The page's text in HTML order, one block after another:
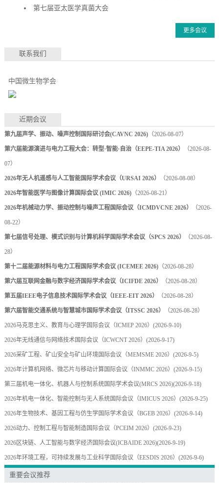
第七届亚太医学真菌大会
更多会议
联系我们
中国微生物学会
近期会议
第九届声学、振动、噪声控制国际研讨会(CAVNC 2026)（2026-08-07）
第六届能源演进与电力工程大会：转型·智能·自治（EEPE-TIA 2026） （2026-08-
07）
2026年无人机遥感与人工智能国际学术会议（URSAI 2026） （2026-08-08）
2026年智能医学与图像计算国际会议 (IMIC 2026)（2026-08-21）
2026年机械动力学、振动控制与噪声工程国际会议（ICMDVCNE 2026） （2026-
08-22）
第七届信号处理、模式识别与计算机科学国际学术会议（SPCS 2026） （2026-08-
28）
第十二届能源材料与电力工程国际学术会议 (ICEMEE 2026)（2026-08-28）
第六届互联网金融与数字经济国际学术会议（ICIFDE 2026） （2026-08-28）
第五届IEEE电子信息技术国际学术会议（IEEE-EIT 2026） （2026-08-28）
第六届智能交通系统与智慧城市国际学术会议（ITSSC 2026） （2026-08-28）
2026马克思主义、教育与心理学国际会议（ICMEP 2026） (2026-9-10)
2026年无线通信与网络技术国际会议（ICWCNT 2026） (2026-9-17)
2026采矿工程、矿山安全与矿山环境国际会议（MEMSME 2026） (2026-9-5)
2026年计算机网络、微芯片与移动计算国际会议（INMMC 2026） (2026-9-15)
第三届机电一体化、机器人与控制系统国际学术会议(MRCS 2026)(2026-9-18)
2026年机电一体化、智能控制与无人系统国际会议（IMICUS 2026） (2026-9-25)
2026年生物技术、基因工程与仿生学国际学术会议（BGEB 2026） (2026-9-14)
2026动力、控制工程与智能制造国际会议（PCEIM 2026） (2026-9-23)
2026区块链、人工智能与数字经济国际会议(ICBAIDE 2026)(2026-9-19)
2026年环境工程，可持续发展与工业科学国际会议（EESDIS 2026） (2026-9-6)
重要会议推荐